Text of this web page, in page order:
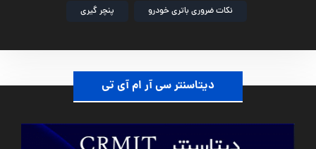
نکات ضروری باتری خودرو پنچر گیری
دیتاسنتر سی آر ام آی تی